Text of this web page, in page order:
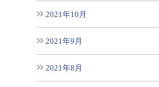
2021年10月
2021年9月
2021年8月